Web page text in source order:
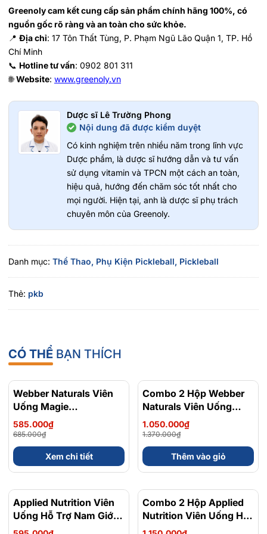
Greenoly cam kết cung cấp sản phẩm chính hãng 100%, có
nguồn gốc rõ ràng và an toàn cho sức khỏe.
📍 Địa chỉ: 17 Tôn Thất Tùng, P. Phạm Ngũ Lão Quận 1, TP. Hồ
Chí Minh
📞 Hotline tư vấn: 0902 801 311
🌐Website: www.greenoly.vn
Dược sĩ Lê Trường Phong
Nội dung đã được kiểm duyệt
Có kinh nghiệm trên nhiều năm trong lĩnh vực
Dược phẩm, là dược sĩ hướng dẫn và tư vấn
sử dụng vitamin và TPCN một cách an toàn,
hiệu quả, hướng đến chăm sóc tốt nhất cho
mọi người. Hiện tại, anh là dược sĩ phụ trách
chuyên môn của Greenoly.
Danh mục: Thể Thao, Phụ Kiện Pickleball, Pickleball
Thẻ: pkb
CÓ THỂ BẠN THÍCH
- 15%
Webber Naturals Viên
Uống Magie
Magnesium
Bisglycinate 200mg -
Chính Ngạch Canada,
Xuất VAT
585.000₫
685.000₫
Xem chi tiết
- 23%
Combo 2 Hộp Webber
Naturals Viên Uống
Magie Dễ Dàng Hấp
Làm Dịu Nhẹ Cho Hệ
Tiêu Hóa Magnesium
Bisglycinate 200mg -
Hộp 120 Viên
1.050.000₫
1.370.000₫
Thêm vào giỏ
- 48%
Applied Nutrition Viên
Uống Hỗ Trợ Nam Giới
120 viên - Chính Ngạch
- 36%
Combo 2 Hộp Applied
Nutrition Viên Uống Hỗ
Trợ Nam Giới 120 viên